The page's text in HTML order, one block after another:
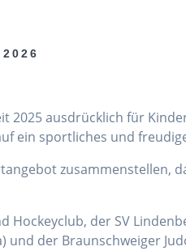
2025 ausdrücklich für
ein sportliches und
zusammenstellen,
der SV
und der Braunschweiger